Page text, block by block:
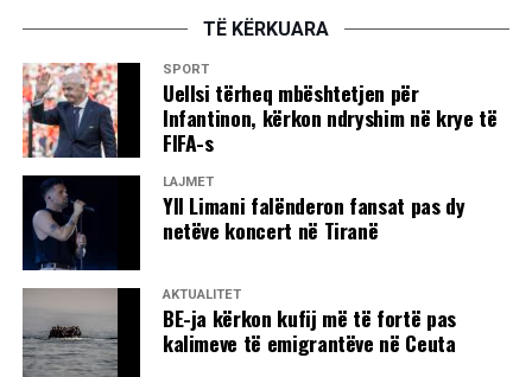
TË KËRKUARA
SPORT
Uellsi tërheq mbështetjen për
Infantinon, kërkon ndryshim në krye të
FIFA-s
LAJMET
Yll Limani falënderon fansat pas dy
netëve koncert në Tiranë
AKTUALITET
BE-ja kërkon kufij më të fortë pas
kalimeve të emigrantëve në Ceuta